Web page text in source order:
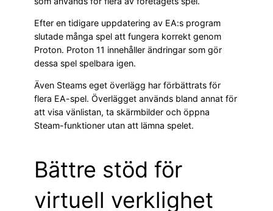
Efter en tidigare uppdatering av EA:s program
slutade många spel att fungera korrekt genom
Proton. Proton 11 innehåller ändringar som gör
dessa spel spelbara igen.
Även Steams eget överlägg har förbättrats för
flera EA-spel. Överlägget används bland annat för
att visa vänlistan, ta skärmbilder och öppna
Steam-funktioner utan att lämna spelet.
Bättre stöd för
virtuell verklighet